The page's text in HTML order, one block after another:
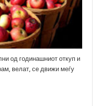
од годинашниот откуп и
велат, се движи меѓу